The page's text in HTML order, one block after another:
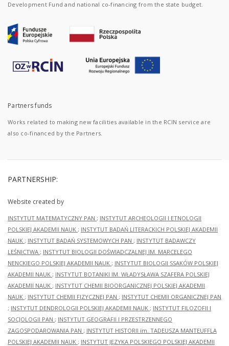
Development Fund and national co-financing from the state budget.
Partners funds
Works related to making new facilities available in the RCIN service are
also co-financed by the Partners.
PARTNERSHIP:
Website created by
INSTYTUT MATEMATYCZNY PAN ; INSTYTUT ARCHEOLOGII I ETNOLOGII
POLSKIEJ AKADEMII NAUK ; INSTYTUT BADAŃ LITERACKICH POLSKIEJ AKADEMII
NAUK ; INSTYTUT BADAŃ SYSTEMOWYCH PAN ; INSTYTUT BADAWCZY
LEŚNICTWA ; INSTYTUT BIOLOGII DOŚWIADCZALNEJ IM. MARCELEGO
NENCKIEGO POLSKIEJ AKADEMII NAUK ; INSTYTUT BIOLOGII SSAKÓW POLSKIEJ
AKADEMII NAUK ; INSTYTUT BOTANIKI IM. WŁADYSŁAWA SZAFERA POLSKIEJ
AKADEMII NAUK ; INSTYTUT CHEMII BIOORGANICZNEJ POLSKIEJ AKADEMII
NAUK ; INSTYTUT CHEMII FIZYCZNEJ PAN ; INSTYTUT CHEMII ORGANICZNEJ PAN
; INSTYTUT DENDROLOGII POLSKIEJ AKADEMII NAUK ; INSTYTUT FILOZOFII I
SOCJOLOGII PAN ; INSTYTUT GEOGRAFII I PRZESTRZENNEGO
ZAGOSPODAROWANIA PAN ; INSTYTUT HISTORII im. TADEUSZA MANTEUFFLA
POLSKIEJ AKADEMII NAUK ; INSTYTUT JĘZYKA POLSKIEGO POLSKIEJ AKADEMII